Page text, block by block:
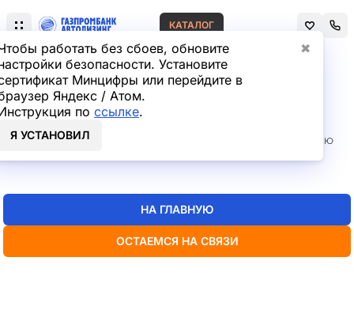
работать без сбоев, обновите
безопасности. Установите
Минцифры или перейдите в
Яндекс / Атом.
по ссылке.
Я УСТАНОВИЛ
✖
КАТАЛОГ
Главная Лизинг легковых автомобилей
СТРАНИЦА НЕ НАЙДЕНА
Но мы точно знаем, где искать нужную вам информацию
НА ГЛАВНУЮ
ОСТАЕМСЯ НА СВЯЗИ